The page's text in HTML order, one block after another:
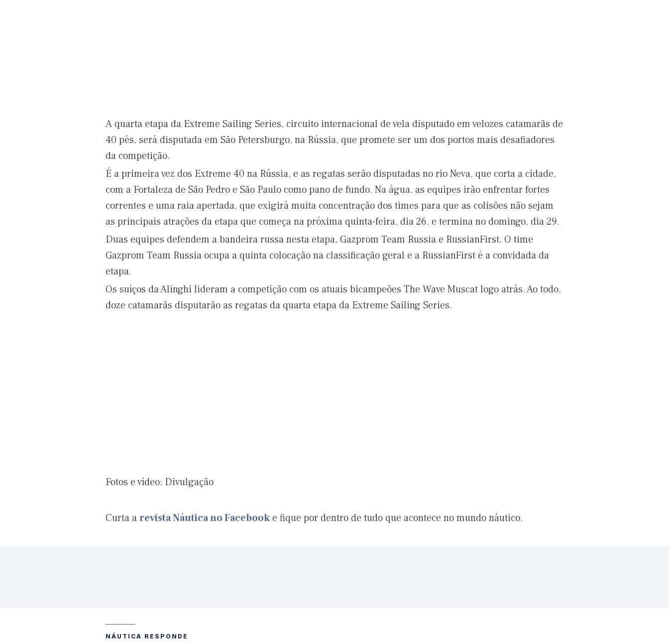
A quarta etapa da Extreme Sailing Series, circuito internacional de vela disputado em velozes catamarãs de
40 pés, será disputada em São Petersburgo, na Rússia, que promete ser um dos portos mais desafiadores
da competição.
É a primeira vez dos Extreme 40 na Rússia, e as regatas serão disputadas no rio Neva, que corta a cidade,
com a Fortaleza de São Pedro e São Paulo como pano de fundo. Na água, as equipes irão enfrentar fortes
correntes e uma raia apertada, que exigirá muita concentração dos times para que as colisões não sejam
as principais atrações da etapa que começa na próxima quinta-feira, dia 26, e termina no domingo, dia 29.
Duas equipes defendem a bandeira russa nesta etapa, Gazprom Team Russia e RussianFirst. O time
Gazprom Team Russia ocupa a quinta colocação na classificação geral e a RussianFirst é a convidada da
etapa.
Os suíços da Alinghi lideram a competição com os atuais bicampeões The Wave Muscat logo atrás. Ao todo,
doze catamarãs disputarão as regatas da quarta etapa da Extreme Sailing Series.
Fotos e vídeo: Divulgação
Curta arevista Náutica no Facebook e fique por dentro de tudo que acontece no mundo náutico.
NÁUTICA RESPONDE